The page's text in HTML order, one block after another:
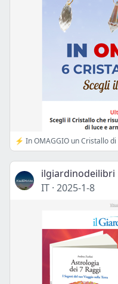
⚡️ In OMAGGIO un Cristallo
ilgiardinodeilibri
IT · 2025-1-8